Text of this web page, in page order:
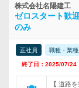
株式会社名陽建工
ゼロスタート歓
のみ
正社員 職種・業
終了日：2025/07/24
【 道路